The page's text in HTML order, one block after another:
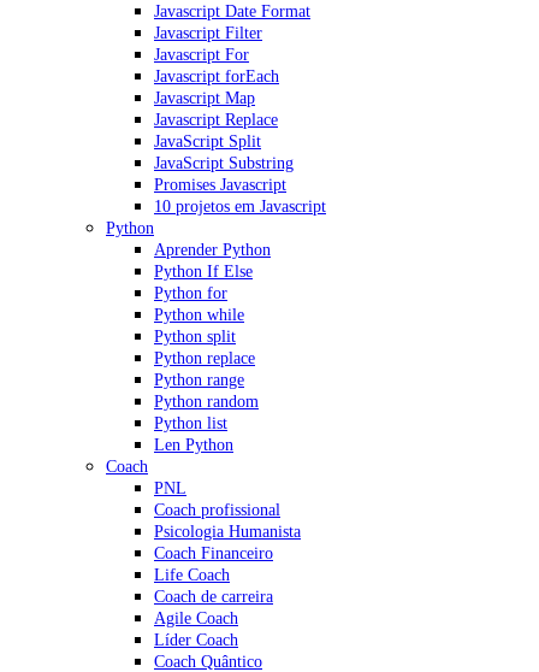
Javascript Date Format
Javascript Filter
Javascript For
Javascript forEach
Javascript Map
Javascript Replace
JavaScript Split
JavaScript Substring
Promises Javascript
10 projetos em Javascript
Python
Aprender Python
Python If Else
Python for
Python while
Python split
Python replace
Python range
Python random
Python list
Len Python
Coach
PNL
Coach profissional
Psicologia Humanista
Coach Financeiro
Life Coach
Coach de carreira
Agile Coach
Líder Coach
Coach Quântico